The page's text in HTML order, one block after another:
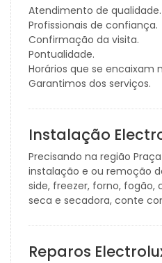
Atendimento de qualidade.
Profissionais de confiança.
Confirmação da visita.
Pontualidade.
Horários que se encaixam
Garantimos dos serviços.
Instalação
Precisando na região
instalação e ou remoção
side, freezer, forno, fogão,
seca e secadora, conte
Reparos